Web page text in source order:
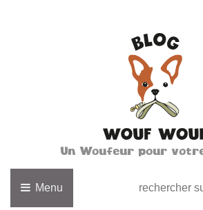
Un Woufeur pour
Menu